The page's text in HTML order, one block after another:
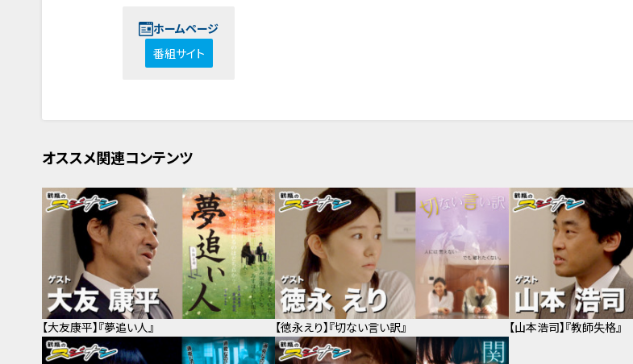
ホームページ
番組サイト
オススメ関連コンテンツ
【大友康平】『夢追い人』 【徳永えり】『切ない言い訳』 【山本浩司】『教師失格』